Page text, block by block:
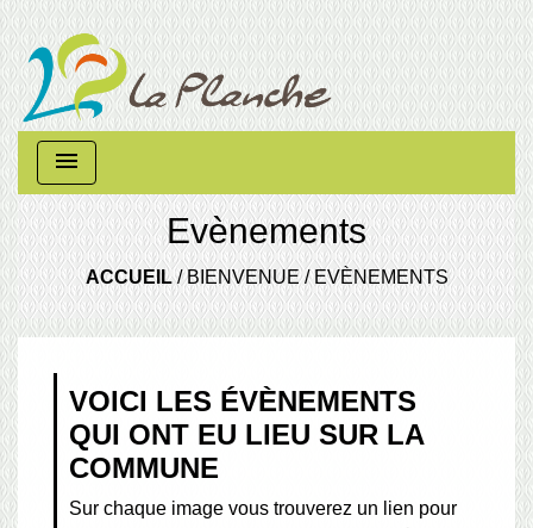
menu
Evènements
ACCUEIL/BIENVENUE/EVÈNEMENTS
VOICI LES ÉVÈNEMENTS
QUI ONT EU LIEU SUR LA
COMMUNE
Sur chaque image vous trouverez un lien pour